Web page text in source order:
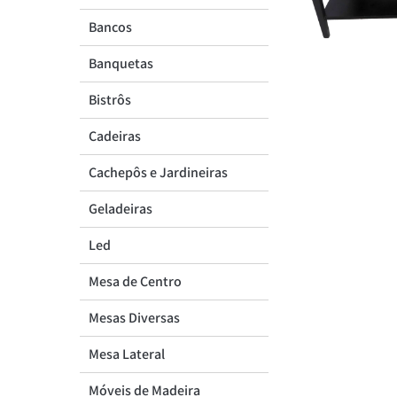
Bancos
Banquetas
Bistrôs
Cadeiras
Cachepôs e Jardineiras
Geladeiras
Led
Mesa de Centro
Mesas Diversas
Mesa Lateral
Móveis de Madeira
Bistrôs
Cadeiras
Cachepôs e Jardineiras
Geladeiras
Led
Mesas Diversas
Mesa Lateral
Móveis de Madeira
Poltronas
Sofás